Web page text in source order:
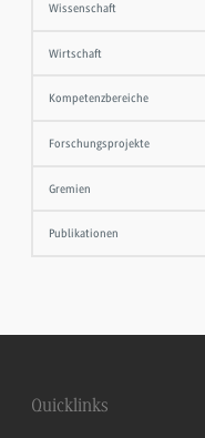
Wissenschaft
Wirtschaft
Kompetenzbereiche
Forschungsprojekte
Gremien
Publikationen
Quicklinks